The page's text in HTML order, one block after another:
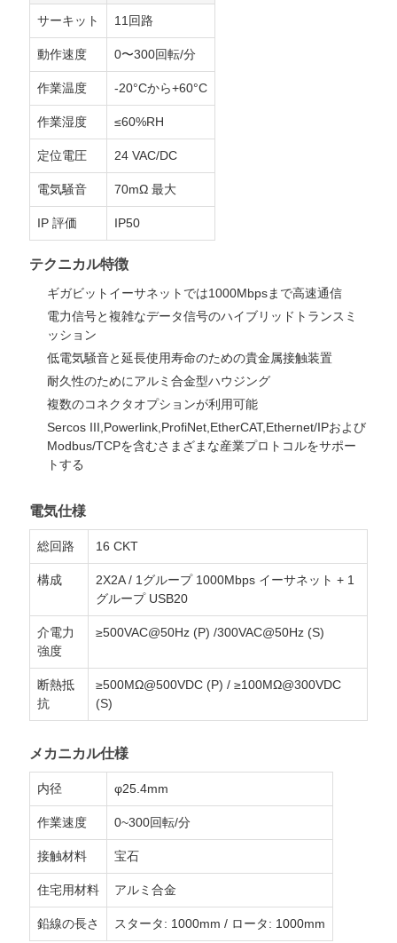
引
用
を
求
し
な
SITEMAP
POLICY
サーキット 11回路
動作速度 0〜300回転/分
作業温度 -20°Cから+60°C
作業湿度 ≤60%RH
定位電圧 24 VAC/DC
電気騒音 70mΩ 最大
IP 評価 IP50
テクニカル特徴
ギガビットイーサネットでは1000Mbpsまで高速通信
電力信号と複雑なデータ信号のハイブリッドトランスミ
ッション
低電気騒音と延長使用寿命のための貴金属接触装置
耐久性のためにアルミ合金型ハウジング
複数のコネクタオプションが利用可能
Sercos III,Powerlink,ProfiNet,EtherCAT,Ethernet/IPおよび
Modbus/TCPを含むさまざまな産業プロトコルをサポー
トする
電気仕様
総回路 16 CKT
構成
2X2A / 1グループ 1000Mbps イーサネット + 1
グループ USB20
介電力
強度
≥500VAC@50Hz (P) /300VAC@50Hz (S)
断熱抵
抗
≥500MΩ@500VDC (P) / ≥100MΩ@300VDC
(S)
メカニカル仕様
内径 φ25.4mm
作業速度 0~300回転/分
接触材料 宝石
住宅用材料 アルミ合金
鉛線の長さ スタータ: 1000mm / ロータ: 1000mm